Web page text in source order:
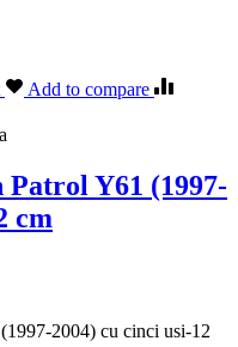
Add to compare
Patrol Y61 (1997-
cm
2004) cu cinci usi-12